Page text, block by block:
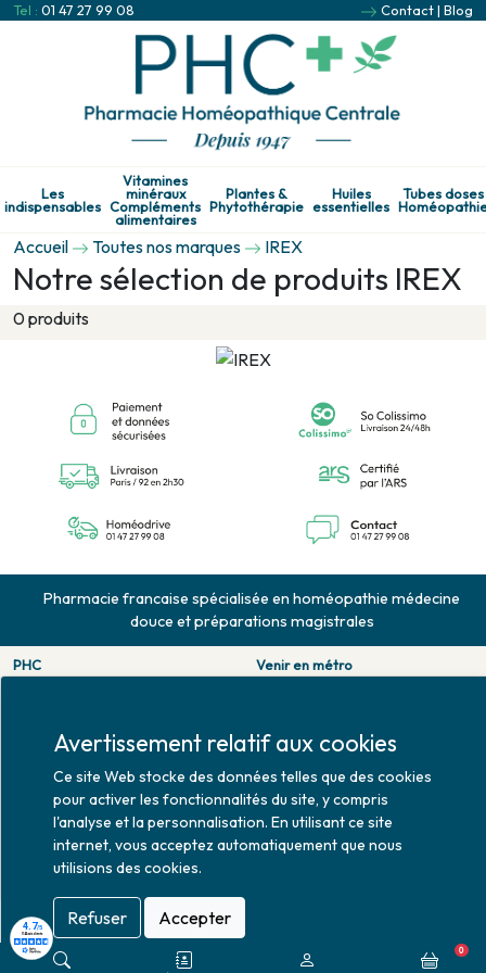
Tel : 01 47 27 99 08 Contact| Blog
Les
indispensables
Vitamines
minéraux
Compléments
alimentaires
Plantes &
Phytothérapie
Huiles
essentielles
Tubes doses
Accueil Toutes nos marques IREX
Notre sélection de produits IREX
0 produits
Pharmacie francaise spécialisée en homéopathie médecine
douce et préparations magistrales
PHC
Fax. 01 47 55 03 61
Horaires d'ouverture
Lundi : 10h30 - 20h00
Mardi au vendredi : 9h00 -
20h00
Samedi : 9h30 - 20h00
Venir en métro
Venir en bus
Jean Monet : ligne 52.
Mise à jour le 07/08/2026 © 2026
0
Avertissement relatif aux cookies
Ce site Web stocke des données telles que des cookies
pour activer les fonctionnalités du site, y compris
l'analyse et la personnalisation. En utilisant ce site
internet, vous acceptez automatiquement que nous
utilisions des cookies.
Refuser Accepter